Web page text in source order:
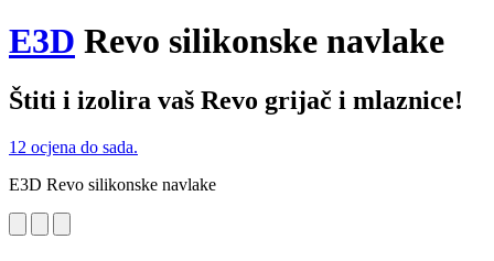
E3D Revo silikonske navlake
Štiti i izolira vaš Revo grijač i mlaznice!
12 ocjena do sada.
E3D Revo silikonske navlake